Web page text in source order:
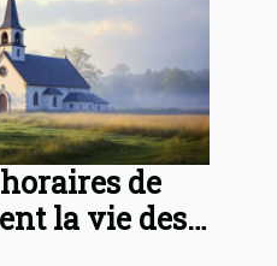
de
la vie des